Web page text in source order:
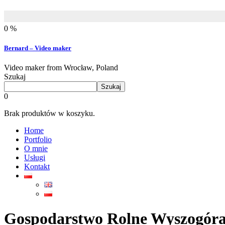
0 %
Bernard – Video maker
Video maker from Wrocław, Poland
Szukaj
Szukaj
0
Brak produktów w koszyku.
Home
Portfolio
O mnie
Usługi
Kontakt
Gospodarstwo Rolne